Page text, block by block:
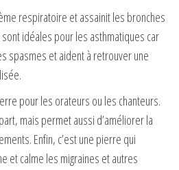
respiratoire et assainit les bronches
idéales pour les asthmatiques car
spasmes et aident à retrouver une
pour les orateurs ou les chanteurs.
mais permet aussi d’améliorer la
Enfin, c’est une pierre qui
et calme les migraines et autres